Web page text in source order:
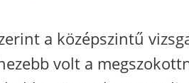
a középszintű
volt a